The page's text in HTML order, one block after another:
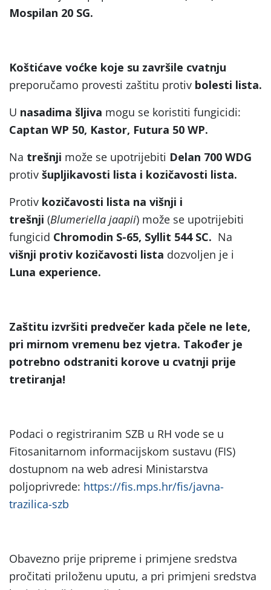
Mospilan 20 SG.
Koštićave voćke koje su završile cvatnju
preporučamo provesti zaštitu protiv bolesti lista.
U nasadima šljiva mogu se koristiti fungicidi:
Captan WP 50, Kastor, Futura 50 WP.
Na trešnji može se upotrijebiti Delan 700 WDG
protiv šupljikavosti lista i kozičavosti lista.
Protiv kozičavosti lista na višnji i
trešnji (Blumeriella jaapii) može se upotrijebiti
fungicid Chromodin S-65, Syllit 544 SC. Na
višnji protiv kozičavosti lista dozvoljen je i
Luna experience.
Zaštitu izvršiti predvečer kada pčele ne lete,
pri mirnom vremenu bez vjetra. Također je
potrebno odstraniti korove u cvatnji prije
tretiranja!
Podaci o registriranim SZB u RH vode se u
Fitosanitarnom informacijskom sustavu (FIS)
dostupnom na web adresi Ministarstva
poljoprivrede: https://fis.mps.hr/fis/javna-
trazilica-szb
Obavezno prije pripreme i primjene sredstva
pročitati priloženu uputu, a pri primjeni sredstva